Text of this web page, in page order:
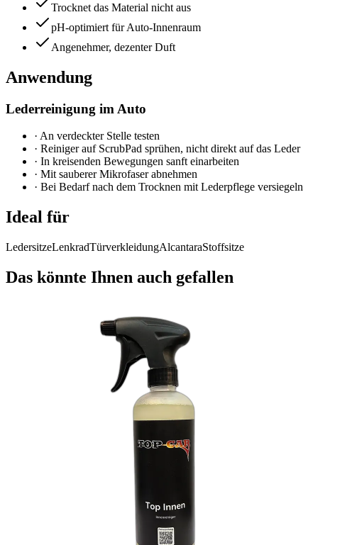
Trocknet das Material nicht aus
pH-optimiert für Auto-Innenraum
Angenehmer, dezenter Duft
Anwendung
Lederreinigung im Auto
· An verdeckter Stelle testen
· Reiniger auf ScrubPad sprühen, nicht direkt auf das Leder
· In kreisenden Bewegungen sanft einarbeiten
· Mit sauberer Mikrofaser abnehmen
· Bei Bedarf nach dem Trocknen mit Lederpflege versiegeln
Ideal für
LedersitzeLenkradTürverkleidungAlcantaraStoffsitze
Das könnte Ihnen auch gefallen